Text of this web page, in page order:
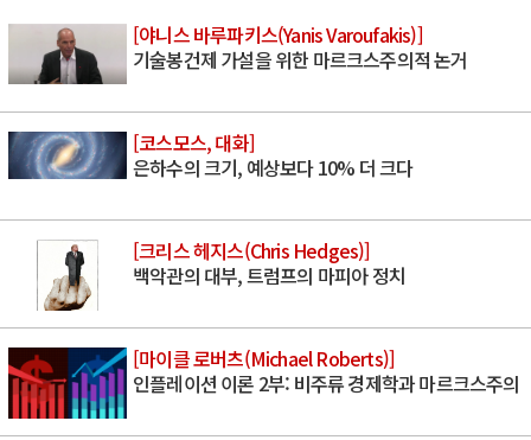
[야니스 바루파키스(Yanis Varoufakis)]
기술봉건제 가설을 위한 마르크스주의적 논거
[코스모스, 대화]
은하수의 크기, 예상보다 10% 더 크다
[크리스 헤지스(Chris Hedges)]
백악관의 대부, 트럼프의 마피아 정치
[마이클 로버츠(Michael Roberts)]
인플레이션 이론 2부: 비주류 경제학과 마르크스주의